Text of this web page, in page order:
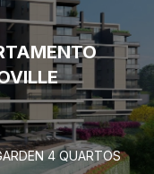
4 QUARTOS